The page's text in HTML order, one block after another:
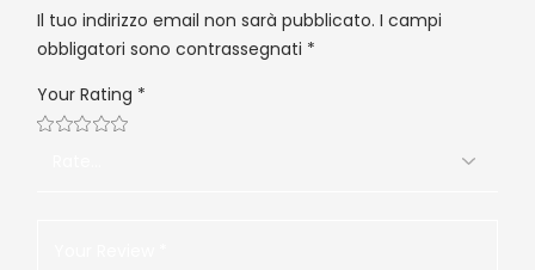
Il tuo indirizzo email non sarà pubblicato. I campi
obbligatori sono contrassegnati *
Your Rating *